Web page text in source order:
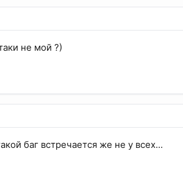
не мой ?)
баг встречается же не у всех...